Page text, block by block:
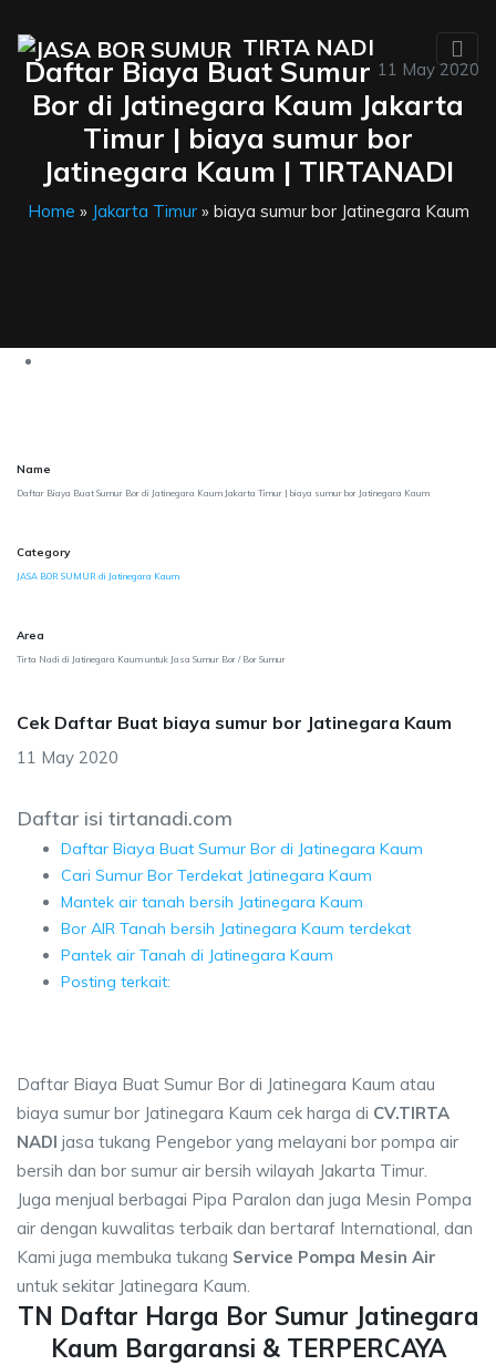
TIRTA NADI
11 May 2020
Daftar Biaya Buat Sumur
Bor di Jatinegara Kaum Jakarta
Timur | biaya sumur bor
Jatinegara Kaum | TIRTANADI
Home » Jakarta Timur» biaya sumur bor Jatinegara Kaum
Name
Daftar Biaya Buat Sumur Bor di Jatinegara Kaum Jakarta Timur | biaya sumur bor Jatinegara Kaum
Category
JASA BOR SUMUR di Jatinegara Kaum
Area
Tirta Nadi di Jatinegara Kaum untuk Jasa Sumur Bor / Bor Sumur
Cek Daftar Buat biaya sumur bor Jatinegara Kaum
11 May 2020
Daftar isi tirtanadi.com
Daftar Biaya Buat Sumur Bor di Jatinegara Kaum
Cari Sumur Bor Terdekat Jatinegara Kaum
Mantek air tanah bersih Jatinegara Kaum
Bor AIR Tanah bersih Jatinegara Kaum terdekat
Pantek air Tanah di Jatinegara Kaum
Posting terkait:
Daftar Biaya Buat Sumur Bor di Jatinegara Kaum atau
biaya sumur bor Jatinegara Kaum cek harga di CV.TIRTA
NADI jasa tukang Pengebor yang melayani bor pompa air
bersih dan bor sumur air bersih wilayah Jakarta Timur.
Juga menjual berbagai Pipa Paralon dan juga Mesin Pompa
air dengan kuwalitas terbaik dan bertaraf International, dan
Kami juga membuka tukang Service Pompa Mesin Air
untuk sekitar Jatinegara Kaum.
TN Daftar Harga Bor Sumur Jatinegara
Kaum Bargaransi & TERPERCAYA